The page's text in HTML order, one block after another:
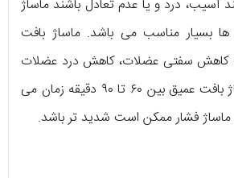
آسیب، درد و یا عدم تعادل باشند ماساژ
بسیار مناسب می باشد. ماساژ بافت
کاهش سفتی عضلات، کاهش درد عضلات
و اضطراب شود. ماساژ بافت عمیق بین ۶۰ تا ۹۰ دقیقه زمان می
ماساژ فشار ممکن است شدید تر باشد.